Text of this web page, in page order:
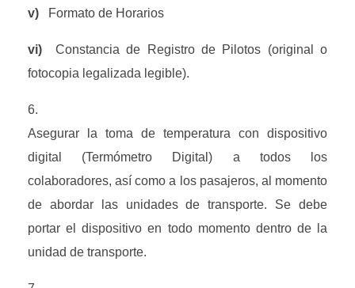
v) Formato de Horarios
vi) Constancia de Registro de Pilotos (original o
fotocopia legalizada legible).
Asegurar la toma de temperatura con dispositivo
digital (Termómetro Digital) a todos los
colaboradores, así como a los pasajeros, al momento
de abordar las unidades de transporte. Se debe
portar el dispositivo en todo momento dentro de la
unidad de transporte.